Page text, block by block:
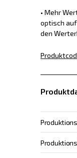
• Mehr
optisch
den